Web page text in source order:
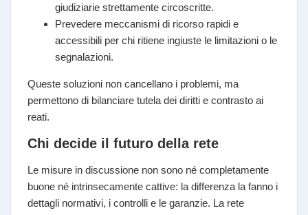
giudiziarie strettamente circoscritte.
Prevedere meccanismi di ricorso rapidi e
accessibili per chi ritiene ingiuste le limitazioni o le
segnalazioni.
Queste soluzioni non cancellano i problemi, ma
permettono di bilanciare tutela dei diritti e contrasto ai
reati.
Chi decide il futuro della rete
Le misure in discussione non sono né completamente
buone né intrinsecamente cattive: la differenza la fanno i
dettagli normativi, i controlli e le garanzie. La rete